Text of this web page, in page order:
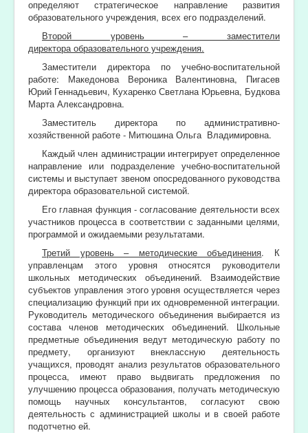
определяют стратегическое направление развития
образовательного учреждения, всех его подразделений.
Второй уровень – заместители
директора образовательного учреждения.
Заместители директора по учебно-воспитательной
работе: Македонова Вероника Валентиновна, Пигасев
Юрий Геннадьевич, Кухаренко Светлана Юрьевна, Будкова
Марта Александровна.
Заместитель директора по административно-
хозяйственной работе - Митюшина Ольга Владимировна.
Каждый член администрации интегрирует определенное
направление или подразделение учебно-воспитательной
системы и выступает звеном опосредованного руководства
директора образовательной системой.
Его главная функция - согласование деятельности всех
участников процесса в соответствии с заданными целями,
программой и ожидаемыми результатами.
Третий уровень – методические объединения. К
управленцам этого уровня относятся руководители
школьных методических объединений. Взаимодействие
субъектов управления этого уровня осуществляется через
специализацию функций при их одновременной интеграции.
Руководитель методического объединения выбирается из
состава членов методических объединений. Школьные
предметные объединения ведут методическую работу по
предмету, организуют внеклассную деятельность
учащихся, проводят анализ результатов образовательного
процесса, имеют право выдвигать предложения по
улучшению процесса образования, получать методическую
помощь научных консультантов, согласуют свою
деятельность с администрацией школы и в своей работе
подотчетно ей.